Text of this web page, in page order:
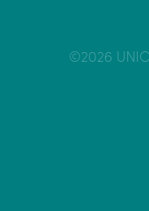
©2026